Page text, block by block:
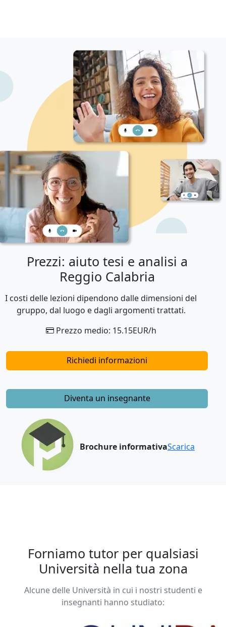
Prezzi: aiuto tesi e analisi a
Reggio Calabria
I costi delle lezioni dipendono dalle dimensioni del
gruppo, dal luogo e dagli argomenti trattati.
Prezzo medio: 15.15EUR/h
Richiedi informazioni
Diventa un insegnante
Brochure informativaScarica
Forniamo tutor per qualsiasi
Università nella tua zona
Alcune delle Università in cui i nostri studenti e
insegnanti hanno studiato: